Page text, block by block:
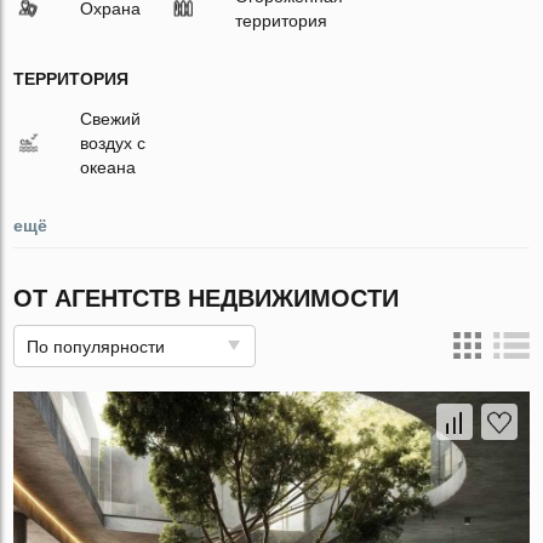
Охрана
территория
ТЕРРИТОРИЯ
Свежий
воздух с
океана
ещё
ОТ АГЕНТСТВ НЕДВИЖИМОСТИ
По популярности